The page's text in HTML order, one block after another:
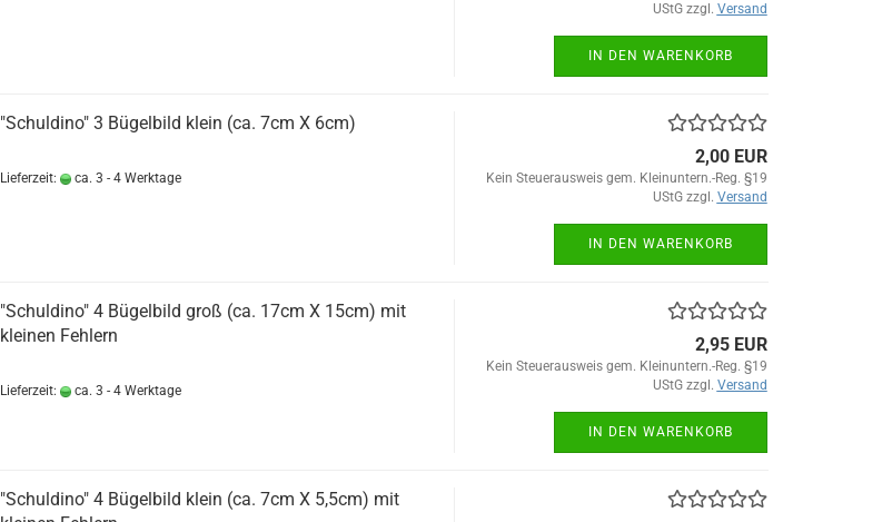
UStG zzgl. Versand
IN DEN WARENKORB
"Schuldino" 3 Bügelbild klein (ca. 7cm X 6cm)
Lieferzeit: ca. 3 - 4 Werktage
2,00 EUR
Kein Steuerausweis gem. Kleinuntern.-Reg. §19
UStG zzgl. Versand
IN DEN WARENKORB
"Schuldino" 4 Bügelbild groß (ca. 17cm X 15cm) mit
kleinen Fehlern
Lieferzeit: ca. 3 - 4 Werktage
2,95 EUR
Kein Steuerausweis gem. Kleinuntern.-Reg. §19
UStG zzgl. Versand
IN DEN WARENKORB
"Schuldino" 4 Bügelbild klein (ca. 7cm X 5,5cm) mit